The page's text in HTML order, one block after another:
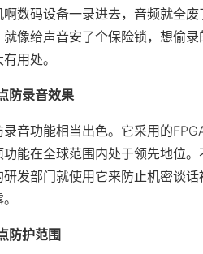
啊数码设备一录进去，音频就全
像给声音安了个保险锁，想偷
用处。
防录音效果
音功能相当出色。它采用的
能在全球范围内处于领先地位
发部门就使用它来防止机密谈
防护范围